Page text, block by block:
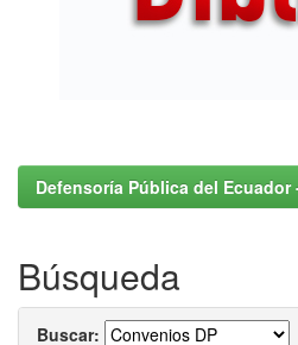
Defensoría Pública del
Búsqueda
Buscar: